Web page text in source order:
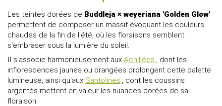
Les teintes dorées de Buddleja × weyeriana 'Golden Glow'
permettent de composer un massif évoquant les couleurs
chaudes de la fin de l'été, où les floraisons semblent
s'embraser sous la lumière du soleil.
Il s'associe harmonieusement aux Achillées , dont les
inflorescences jaunes ou orangées prolongent cette palette
lumineuse, ainsi qu'aux Santolines , dont les coussins
argentés mettent en valeur les nuances dorées de sa
floraison.